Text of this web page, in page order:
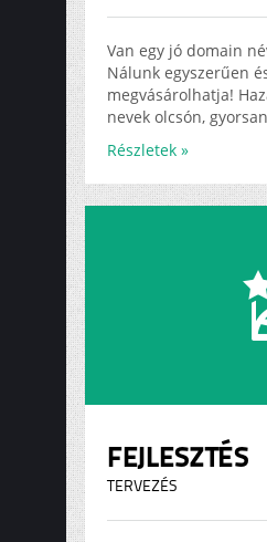
Van egy jó domain
Nálunk egyszerűen
megvásárolhatja!
nevek olcsón,
Részletek »
FEJLESZTÉS
TERVEZÉS